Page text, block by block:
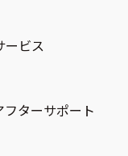
ービス
ターサポート